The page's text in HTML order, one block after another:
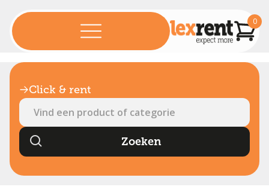
0
Click & rent